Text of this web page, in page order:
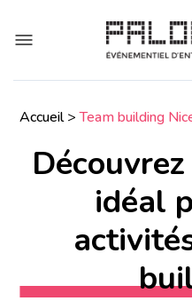
Accueil>Team building
idéal